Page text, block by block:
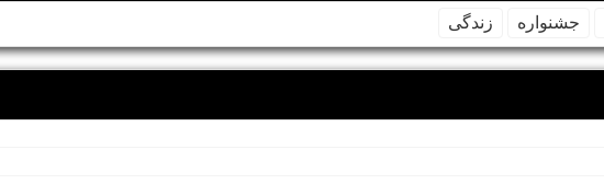
جشنواره زندگی